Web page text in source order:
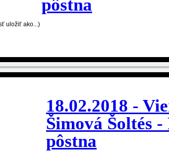
uložiť ako...)
pôstna
18.02.2018 -
Šimová Šoltés -
pôstna